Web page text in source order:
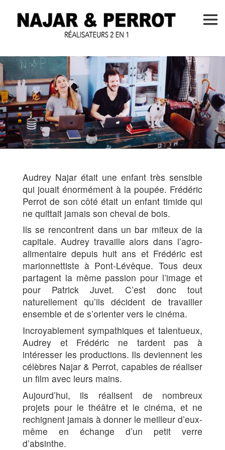
content
Audrey Najar était une enfant très sensible
qui jouait énormément à la poupée. Frédéric
Perrot de son côté était un enfant timide qui
ne quittait jamais son cheval de bois.
Ils se rencontrent dans un bar miteux de la
capitale. Audrey travaille alors dans l’agro-
alimentaire depuis huit ans et Frédéric est
marionnettiste à Pont-Lévêque. Tous deux
partagent la même passion pour l’image et
pour Patrick Juvet. C’est donc tout
naturellement qu’ils décident de travailler
ensemble et de s’orienter vers le cinéma.
Incroyablement sympathiques et talentueux,
Audrey et Frédéric ne tardent pas à
intéresser les productions. Ils deviennent les
célèbres Najar & Perrot, capables de réaliser
un film avec leurs mains.
Aujourd’hui, ils réalisent de nombreux
projets pour le théâtre et le cinéma, et ne
rechignent jamais à donner le meilleur d’eux-
même en échange d’un petit verre
d’absinthe.